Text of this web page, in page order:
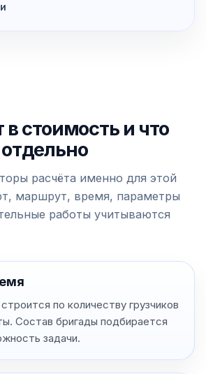
в стоимость и что
расчёта именно для этой
маршрут, время, параметры
работы учитываются
по количеству грузчиков
Состав бригады подбирается
задачи.